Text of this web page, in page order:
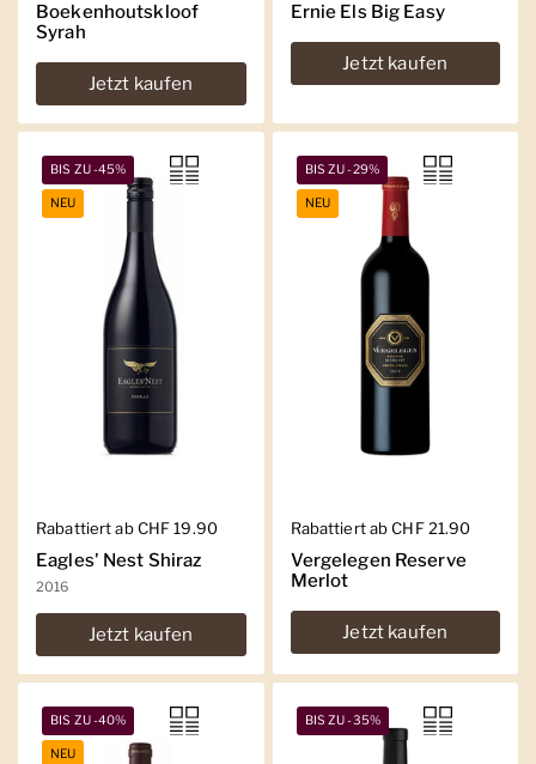
Boekenhoutskloof
Syrah
Jetzt kaufen
Ernie Els Big Easy
Jetzt kaufen
Regulärer Preis
Rabattiert ab CHF 19.90
Eagles' Nest Shiraz
2016
Jetzt kaufen
BIS ZU -45%
NEU
Regulärer Preis
Rabattiert ab CHF 21.90
Vergelegen Reserve
Merlot
Jetzt kaufen
BIS ZU -29%
NEU
BIS ZU -40%
NEU
BIS ZU -35%